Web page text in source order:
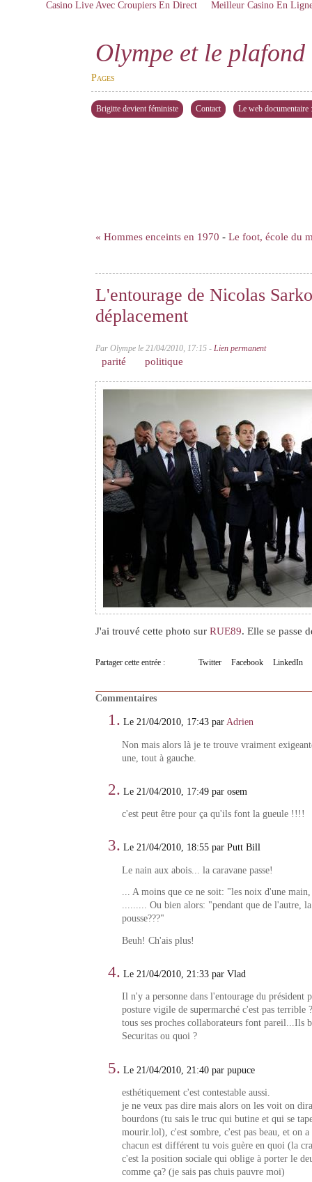
Casino Live Avec Croupiers En Direct Meilleur Casino En
Olympe et le plafond
« Hommes enceints en 1970 - Le foot, école du
L'entourage de Nicolas
déplacement
Par Olympe le 21/04/2010, 17:15 -Lien permanent
parité politique
J'ai trouvé cette photo surRUE89. Elle se passe
Partager cette entrée : Twitter Facebook LinkedIn
Commentaires
1. Le 21/04/2010, 17:43 parAdrien
Non mais alors là je te trouve vraiment
une, tout à gauche.
2. Le 21/04/2010, 17:49 par osem
c'est peut être pour ça qu'ils font la gueule !!!!
3. Le 21/04/2010, 18:55 par Putt Bill
Le nain aux abois... la caravane passe!
... A moins que ce ne soit: "les noix d'une main,
......... Ou bien alors: "pendant que de l'autre, la
pousse???"
Beuh! Ch'ais plus!
4. Le 21/04/2010, 21:33 par Vlad
Il n'y a personne dans l'entourage du président
posture vigile de supermarché c'est pas terrible
tous ses proches collaborateurs font pareil...Ils
Securitas ou quoi ?
5. Le 21/04/2010, 21:40 par pupuce
esthétiquement c'est contestable aussi.
je ne veux pas dire mais alors on les voit on
bourdons (tu sais le truc qui butine et qui se
mourir.lol), c'est sombre, c'est pas beau, et on a
chacun est différent tu vois guère en quoi (la
c'est la position sociale qui oblige à porter le
comme ça? (je sais pas chuis pauvre moi)
Pages
Brigitte devient féministe Contact Le web documentaire